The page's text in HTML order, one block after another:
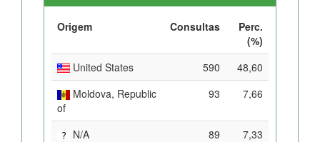
Origem Consultas
Perc.
(%)
United States
590
48,60
Moldova, Republic
of
93 7,66
N/A 89
7,33